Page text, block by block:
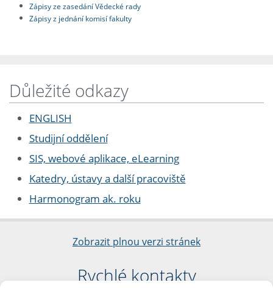
Zápisy ze zasedání Vědecké rady
Zápisy z jednání komisí fakulty
Důležité odkazy
ENGLISH
Studijní oddělení
SIS, webové aplikace, eLearning
Katedry, ústavy a další pracoviště
Harmonogram ak. roku
Zobrazit plnou verzi stránek
Rychlé kontakty